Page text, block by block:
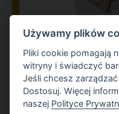
Używamy plików
Pliki cookie pomagają
witryny i świadczyć
Jeśli chcesz
Dostosuj. Więcej
naszej Polityce